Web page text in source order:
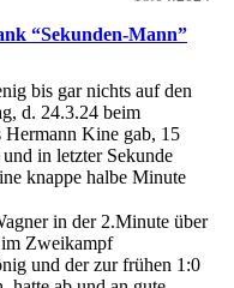
“Sekunden-Mann”
bis gar nichts auf den
d. 24.3.24 beim
Hermann Kine gab, 15
in letzter Sekunde
knappe halbe Minute
in der 2.Minute über
Zweikampf
und der zur frühen 1:0